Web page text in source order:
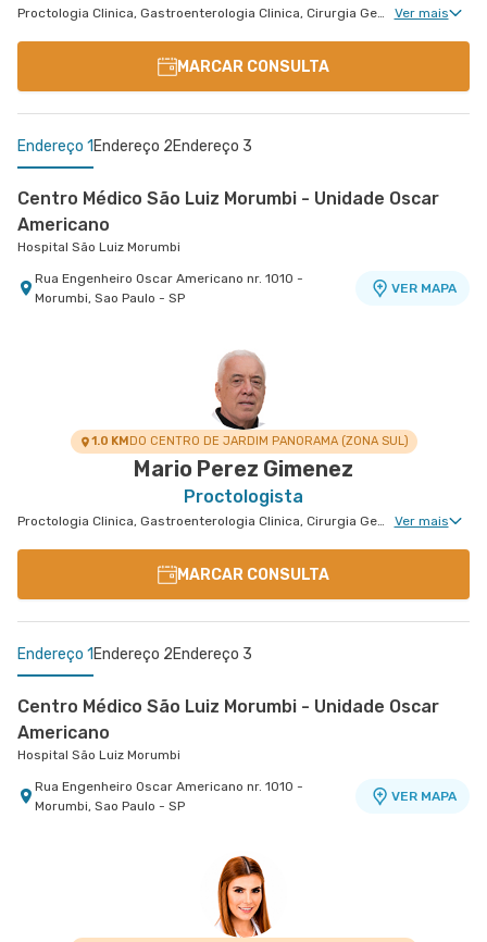
Proctologia Clinica, Gastroenterologia Clinica, Cirurgia Geral, Cirurgia Bariátrica, Cirurgia do Aparelho Digestivo Ver mais
MARCAR CONSULTA
Endereço 1 Endereço 2Endereço 3
Centro Médico São Luiz Morumbi - Unidade Oscar
Americano
Hospital São Luiz Morumbi
Rua Engenheiro Oscar Americano nr. 1010 -
Morumbi, Sao Paulo - SP
VER MAPA
Rua Doutor Alceu de Campos Rodrigues nr. 229
Conj. 807 8º Andar - Vila Nova Conceicao, Sao
Rua Dona Veridiana nr. 311 - Vila Buarque, Sao
1.0 KMDO CENTRO DE JARDIM PANORAMA (ZONA SUL)
Mario Perez Gimenez
Proctologista
Proctologia Clinica, Gastroenterologia Clinica, Cirurgia Geral, Cirurgia Bariátrica, Cirurgia do Aparelho Digestivo, Doenças Inflamatórias Intestinais, Cirurgia Robótica do Aparelho Digestivo, Cirurgia Oncológica do Aparelho Digestivo Ver mais
MARCAR CONSULTA
Endereço 1 Endereço 2Endereço 3
Centro Médico São Luiz Morumbi - Unidade Oscar
Americano
Hospital São Luiz Morumbi
Rua Engenheiro Oscar Americano nr. 1010 -
Morumbi, Sao Paulo - SP
VER MAPA
Rua Das Perobas nr. 266 - Jabaquara, Sao Paulo
Rua Dona Veridiana nr. 311 - Vila Buarque, Sao